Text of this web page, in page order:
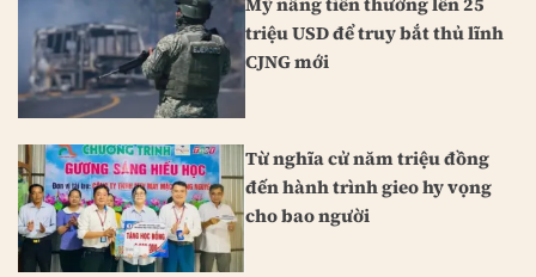
triệu USD để truy bắt thủ lĩnh
CJNG mới
Từ nghĩa cử năm triệu đồng
đến hành trình gieo hy vọng
cho bao người